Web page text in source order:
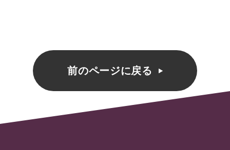
前のページに戻る